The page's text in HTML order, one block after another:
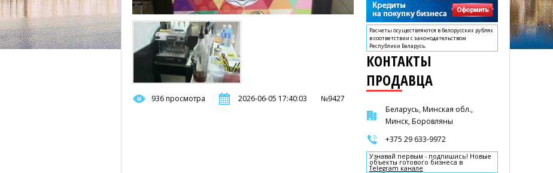
936 просмотра 2026-06-05 17:40:03 №9427
Расчеты осуществляются в белорусских рублях
в соответствии с законодательством
Республики Беларусь.
КОНТАКТЫ
ПРОДАВЦА
Беларусь, Минская обл.,
Минск, Боровляны
+375 29 633-9972
Узнавай первым - подпишись! Новые
объекты готового бизнеса в
Telegram канале